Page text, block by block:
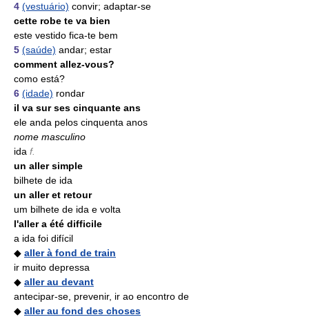
4 (vestuário) convir; adaptar-se
cette robe te va bien
este vestido fica-te bem
5 (saúde) andar; estar
comment allez-vous?
como está?
6 (idade) rondar
il va sur ses cinquante ans
ele anda pelos cinquenta anos
nome masculino
ida f.
un aller simple
bilhete de ida
un aller et retour
um bilhete de ida e volta
l'aller a été difficile
a ida foi difícil
◆ aller à fond de train
ir muito depressa
◆ aller au devant
antecipar-se, prevenir, ir ao encontro de
◆ aller au fond des choses